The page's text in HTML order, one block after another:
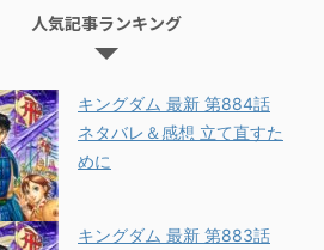
人気記事ランキング
キングダム 最新 第884話
ネタバレ＆感想 立て直すた
めに
キングダム 最新 第883話